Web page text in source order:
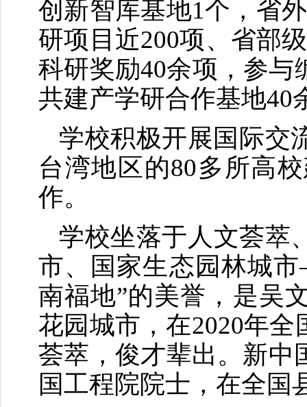
创新智库基地1个，省
研项目近200项、省部
科研奖励40余项，参与
共建产学研合作基地40
学校积极开展国际交
台湾地区的80多所高
作。
学校坐落于人文荟萃
市、国家生态园林城
南福地”的美誉，是吴
花园城市，在2020年
荟萃，俊才辈出。新中
国工程院院士，在全国